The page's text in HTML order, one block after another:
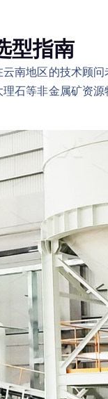
型指南
南地区的技术顾
石等非金属矿资